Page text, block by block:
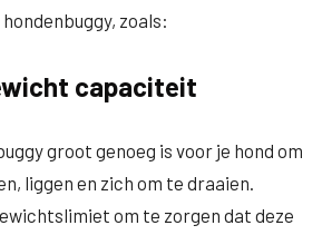
zoals:
capaciteit
groot genoeg is voor je hond om
liggen en zich om te draaien.
om te zorgen dat deze